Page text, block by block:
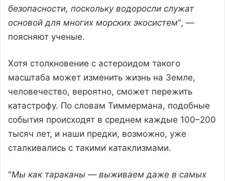
безопасности, поскольку водоросли служат
основой для многих морских экосистем", —
поясняют ученые.
Хотя столкновение с астероидом такого
масштаба может изменить жизнь на Земле,
человечество, вероятно, сможет пережить
катастрофу. По словам Тиммермана, подобные
события происходят в среднем каждые 100–200
тысяч лет, и наши предки, возможно, уже
сталкивались с такими катаклизмами.
"Мы как тараканы — выживаем даже в самых